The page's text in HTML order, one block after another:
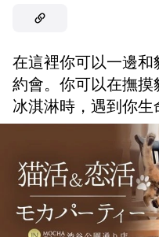
在這裡你可以一邊
約會。你可以在撫
冰淇淋時，遇到你生